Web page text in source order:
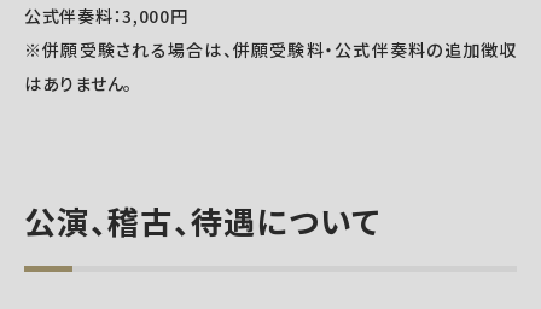
公式伴奏料：3,000円
※併願受験される場合は、併願受験料・公式伴奏料の追加徴収
はありません。
公演、稽古、待遇について